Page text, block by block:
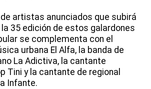
de artistas anunciados que subirá
35 edición de estos galardones
se complementa con el
urbana El Alfa, la banda de
La Adictiva, la cantante
Tini y la cantante de regional
Infante.